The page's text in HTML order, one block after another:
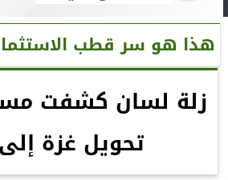
هذا هو سر قطب
زلة لسان كشفت
تحويل غزة